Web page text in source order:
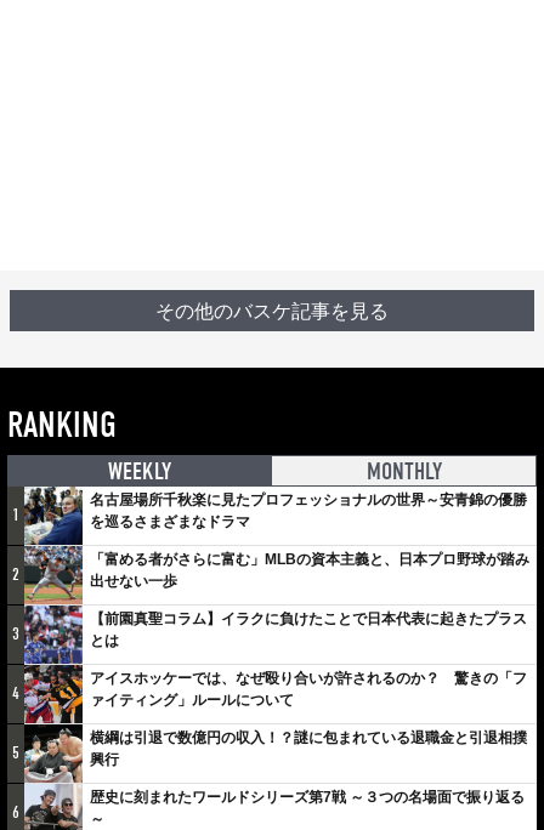
その他のバスケ記事を見る
RANKING
WEEKLY MONTHLY
1
名古屋場所千秋楽に見たプロフェッショナルの世界～安青錦の優勝
を巡るさまざまなドラマ
2
「富める者がさらに富む」MLBの資本主義と、日本プロ野球が踏み
出せない一歩
3
【前園真聖コラム】イラクに負けたことで日本代表に起きたプラス
とは
4
アイスホッケーでは、なぜ殴り合いが許されるのか？ 驚きの「フ
ァイティング」ルールについて
5
横綱は引退で数億円の収入！？謎に包まれている退職金と引退相撲
興行
6
歴史に刻まれたワールドシリーズ第7戦 ～３つの名場面で振り返る
～